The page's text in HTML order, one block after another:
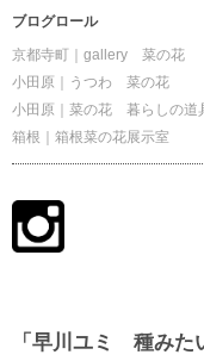
ブログロール
京都寺町｜gallery 菜の花
小田原｜うつわ 菜の花
小田原｜菜の花 暮らしの道
箱根｜箱根菜の花展示室
「早川ユミ 種みた